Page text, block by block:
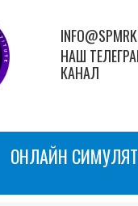
НАШ
КАНАЛ
ОНЛАЙН